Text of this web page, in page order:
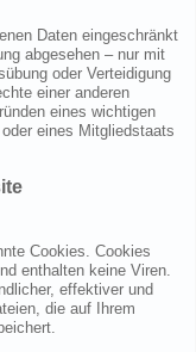
Daten eingeschränkt
abgesehen – nur mit
oder Verteidigung
einer anderen
eines wichtigen
eines Mitgliedstaats
Cookies. Cookies
enthalten keine Viren.
effektiver und
die auf Ihrem